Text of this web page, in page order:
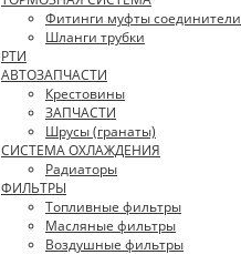
Фитинги муфты соединители
Шланги трубки
РТИ
АВТОЗАПЧАСТИ
Крестовины
ЗАПЧАСТИ
Шрусы (гранаты)
СИСТЕМА ОХЛАЖДЕНИЯ
Радиаторы
ФИЛЬТРЫ
Топливные фильтры
Масляные фильтры
Воздушные фильтры